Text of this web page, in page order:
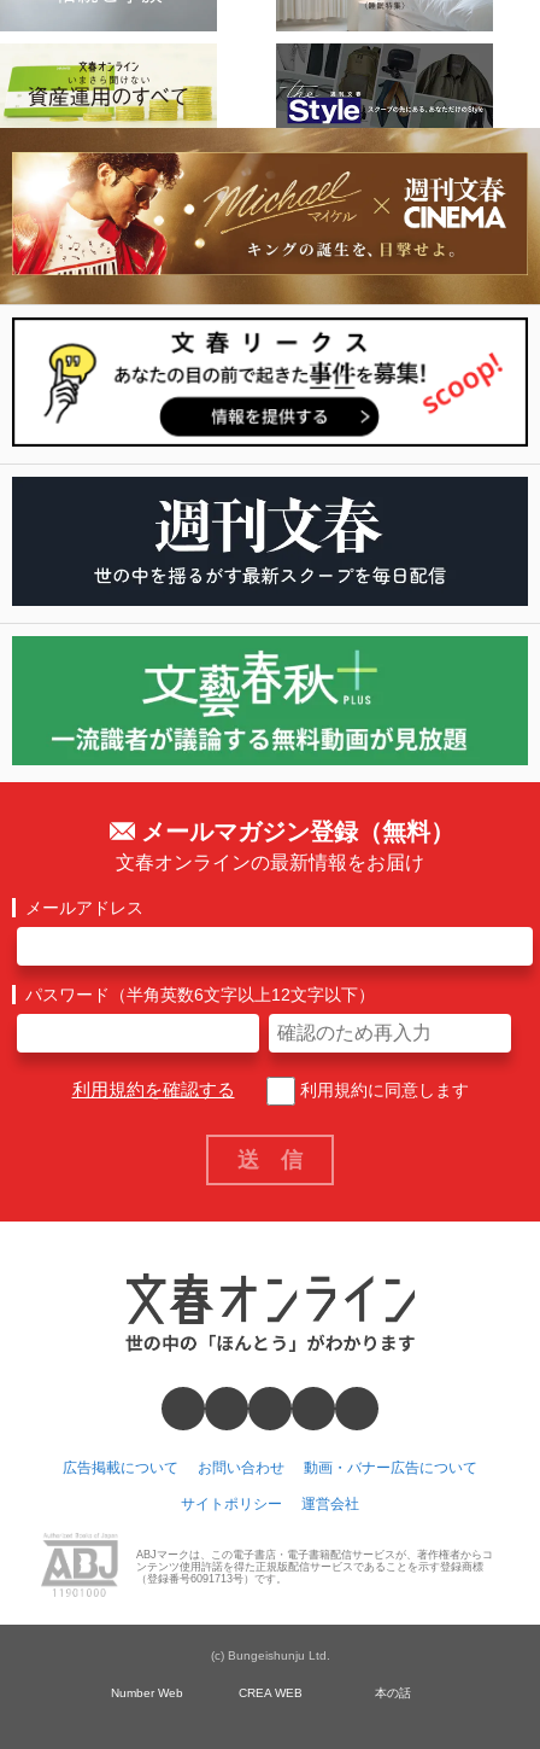
メールマガジン登録（無料）
文春オンラインの最新情報をお届け
メールアドレス
パスワード（半角英数6文字以上12文字以下）
利用規約を確認する 利用規約に同意します
広告掲載について お問い合わせ 動画・バナー広告について
サイトポリシー 運営会社
ABJマークは、この電子書店・電子書籍配信サービスが、著作権者からコ
ンテンツ使用許諾を得た正規版配信サービスであることを示す登録商標
（登録番号6091713号）です。
(c) Bungeishunju Ltd.
Number Web CREA WEB 本の話